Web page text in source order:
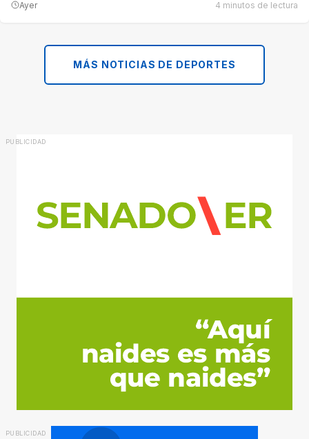
Ayer 4 minutos de lectura
MÁS NOTICIAS DE DEPORTES